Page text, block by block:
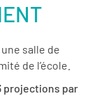
salle de
de l’école.
projections par